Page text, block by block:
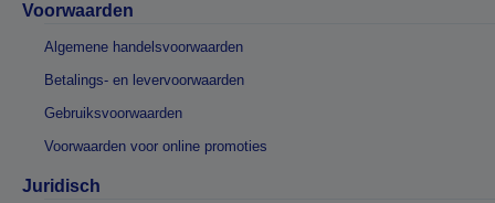
Voorwaarden
Algemene handelsvoorwaarden
Betalings- en levervoorwaarden
Gebruiksvoorwaarden
Voorwaarden voor online promoties
Juridisch